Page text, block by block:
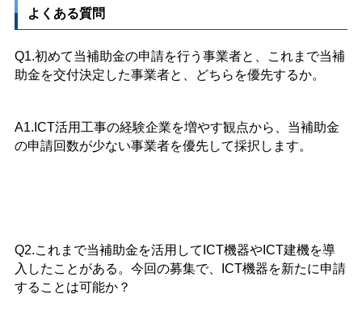
よくある質問
Q1.初めて当補助金の申請を行う事業者と、これまで当補
助金を交付決定した事業者と、どちらを優先するか。
A1.ICT活用工事の経験企業を増やす観点から、当補助金
の申請回数が少ない事業者を優先して採択します。
Q2.これまで当補助金を活用してICT機器やICT建機を導
入したことがある。今回の募集で、ICT機器を新たに申請
することは可能か？